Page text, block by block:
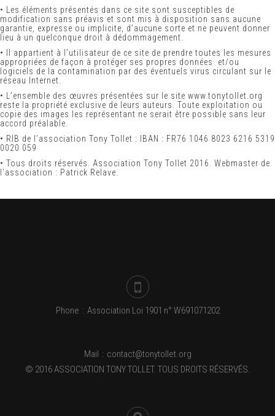
•
Les éléments présentés dans ce site sont susceptibles de
modification sans préavis et sont mis à disposition sans aucune
garantie, expresse ou implicite, d’aucune sorte et ne peuvent donner
lieu à un quelconque droit à dédommagement.
•
Il appartient à l’utilisateur de ce site de prendre toutes les mesures
appropriées de façon à protéger ses propres données et/ou
logiciels de la contamination par des éventuels virus circulant sur le
réseau Internet.
• L’ensemble des œuvres présentées sur le site www.tonytollet.org
reste la propriété exclusive de leurs auteurs. Toute exploitation ou
copie des images les représentant ne serait être possible sans leur
accord préalable.
• RIB de l’association Tony Tollet : IBAN : FR76 1046 8023 6216 5319
0020 059
• Tous droits réservés. Association Tony Tollet 2016. Webmaster de
l’association : Patrick Relave.
Phone : Association Loi 1901 n° W691071202
Mail : contact@tonytollet.org
© 2016 ASSOCIATION TONY TOLLET. TOUS DROITS RÉSERVÉS.